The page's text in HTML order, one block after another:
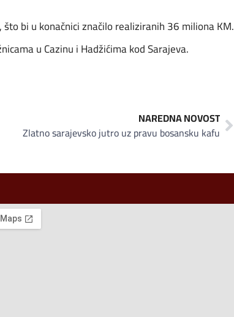
bi u konačnici značilo realiziranih 36 miliona KM.
u Cazinu i Hadžićima kod Sarajeva.
NAREDNA NOVOST
Zlatno sarajevsko jutro uz pravu bosansku kafu